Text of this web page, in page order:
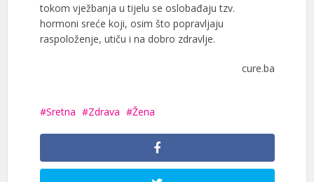
tokom vježbanja u tijelu se oslobađaju tzv.
hormoni sreće koji, osim što popravljaju
raspoloženje, utiču i na dobro zdravlje.
cure.ba
Sretna Zdrava Žena